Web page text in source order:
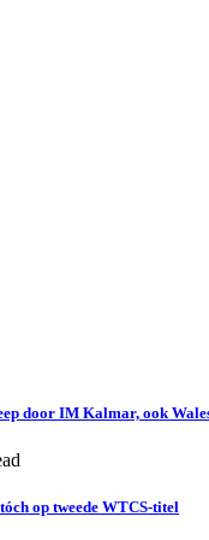
door IM Kalmar, ook
op tweede WTCS-titel